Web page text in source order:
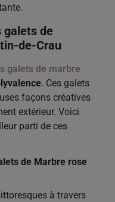
galets de
de-Crau
galets de marbre
. Ces galets
façons créatives
extérieur. Voici
parti de ces
de Marbre rose
à travers